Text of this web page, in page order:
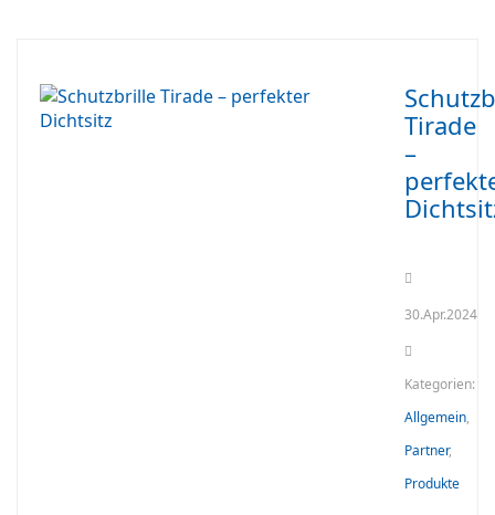
Tirade
–
30.Apr.2024
Kategorien:
Allgemein,
Partner,
Produkte